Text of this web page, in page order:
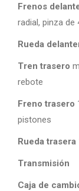
Frenos
radial, pinza de
Rueda
Tren trasero
rebote
Freno trasero
pistones
Rueda trasera
Transmisión
Caja de